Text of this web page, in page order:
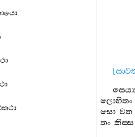
[
ලොහිතං
සො වත
තං කිස‍්ස